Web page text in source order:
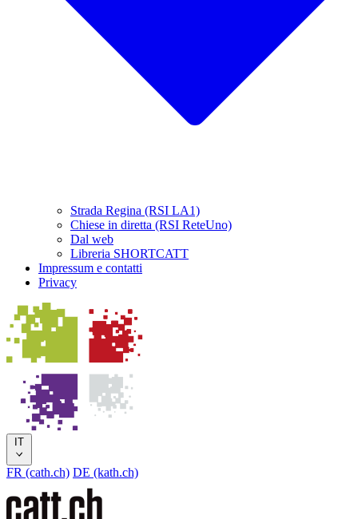
Strada Regina (RSI LA1)
Chiese in diretta (RSI ReteUno)
Dal web
Libreria SHORTCATT
Impressum e contatti
Privacy
IT
FR (cath.ch) DE (kath.ch)